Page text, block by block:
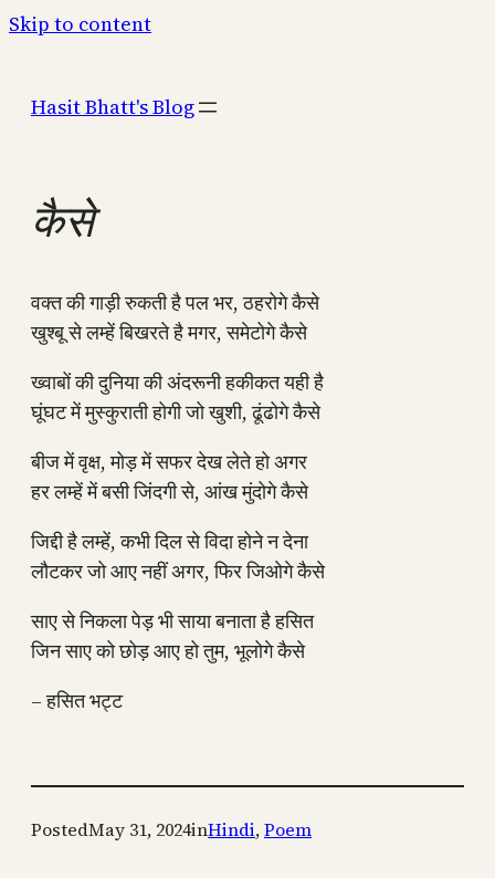
Skip to content
Hasit Bhatt's Blog
कैसे
वक्त की गाड़ी रुकती है पल भर, ठहरोगे कैसे
खुश्बू से लम्हें बिखरते है मगर, समेटोगे कैसे
ख्वाबों की दुनिया की अंदरूनी हकीकत यही है
घूंघट में मुस्कुराती होगी जो खुशी, ढूंढोगे कैसे
बीज में वृक्ष, मोड़ में सफर देख लेते हो अगर
हर लम्हें में बसी जिंदगी से, आंख मुंदोगे कैसे
जिद्दी है लम्हें, कभी दिल से विदा होने न देना
लौटकर जो आए नहीं अगर, फिर जिओगे कैसे
साए से निकला पेड़ भी साया बनाता है हसित
जिन साए को छोड़ आए हो तुम, भूलोगे कैसे
– हसित भट्ट
PostedMay 31, 2024inHindi, Poem